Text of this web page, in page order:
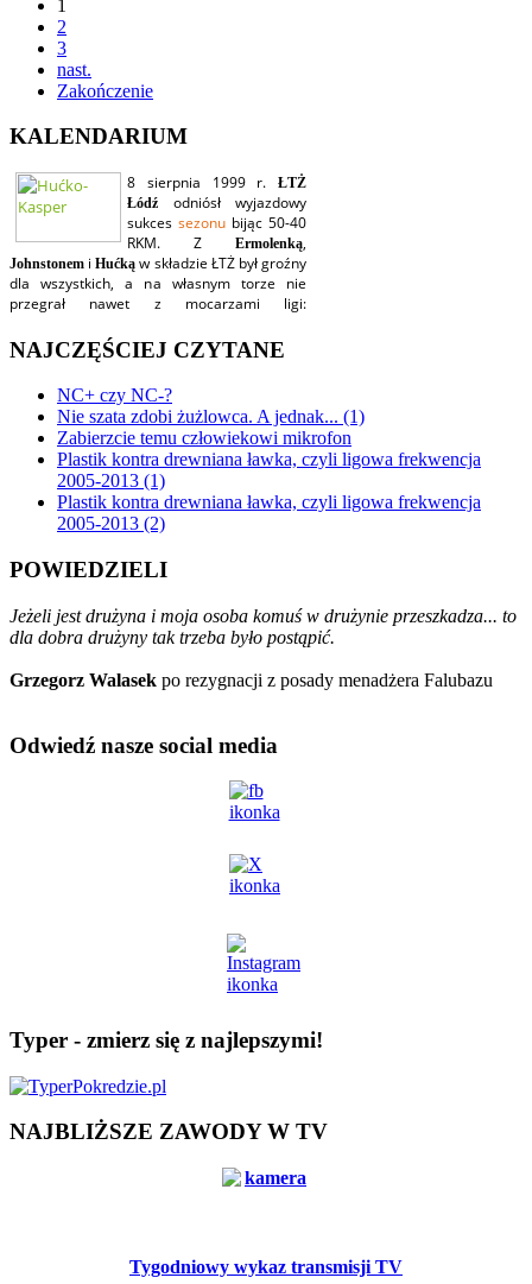
1
2
3
nast.
Zakończenie
KALENDARIUM
NAJCZĘŚCIEJ CZYTANE
NC+ czy NC-?
Nie szata zdobi żużlowca. A jednak... (1)
Zabierzcie temu człowiekowi mikrofon
Plastik kontra drewniana ławka, czyli ligowa frekwencja
2005-2013 (1)
Plastik kontra drewniana ławka, czyli ligowa frekwencja
2005-2013 (2)
POWIEDZIELI
Jeżeli jest drużyna i moja osoba komuś w drużynie przeszkadza... to
dla dobra drużyny tak trzeba było postąpić.
Grzegorz Walasek po rezygnacji z posady menadżera Falubazu
Odwiedź nasze social media
Typer - zmierz się z najlepszymi!
NAJBLIŻSZE ZAWODY W TV
Tygodniowy wykaz transmisji TV